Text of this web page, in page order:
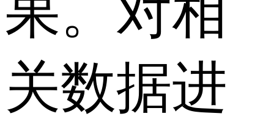
果。对相
关数据进